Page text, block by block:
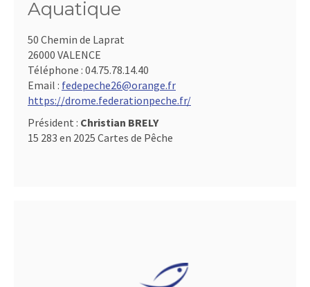
Aquatique
50 Chemin de Laprat
26000 VALENCE
Téléphone : 04.75.78.14.40
Email : fedepeche26@orange.fr
https://drome.federationpeche.fr/
Président : Christian BRELY
15 283 en 2025 Cartes de Pêche